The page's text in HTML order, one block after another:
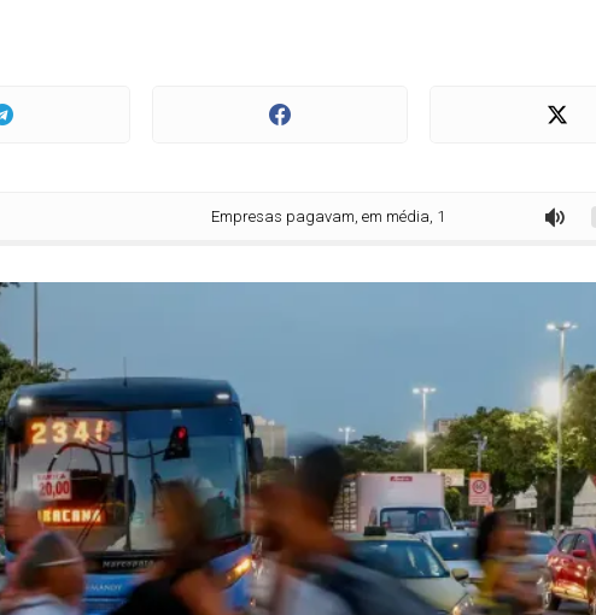
Empresas pagavam, em média, 15,8% mais a homens que a